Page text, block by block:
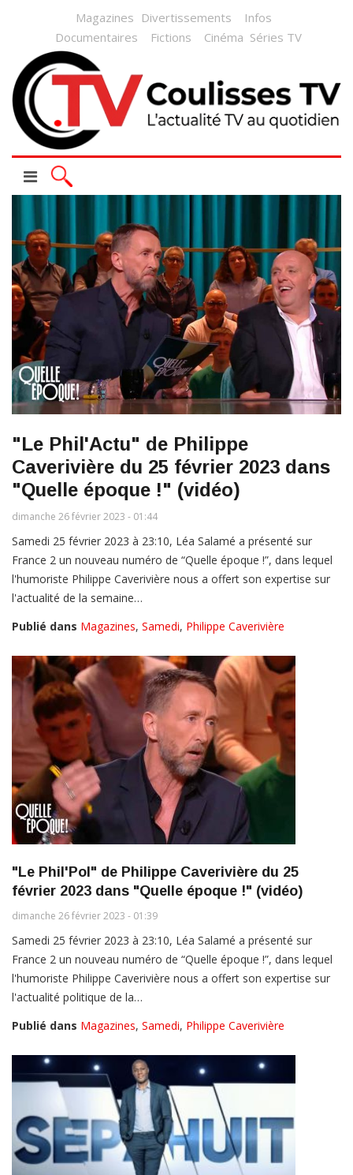
Magazines Divertissements
Infos
Documentaires
Fictions Cinéma Séries TV
"Le Phil'Actu" de Philippe
Caverivière du 25 février 2023 dans
"Quelle époque !" (vidéo)
dimanche 26 février 2023 - 01:44
Samedi 25 février 2023 à 23:10, Léa Salamé a présenté sur
France 2 un nouveau numéro de “Quelle époque !”, dans lequel
l'humoriste Philippe Caverivière nous a offert son expertise sur
l'actualité de la semaine…
Publié dans Magazines, Samedi, Philippe Caverivière
"Le Phil'Pol" de Philippe Caverivière du 25
février 2023 dans "Quelle époque !" (vidéo)
dimanche 26 février 2023 - 01:39
Samedi 25 février 2023 à 23:10, Léa Salamé a présenté sur
France 2 un nouveau numéro de “Quelle époque !”, dans lequel
l'humoriste Philippe Caverivière nous a offert son expertise sur
l'actualité politique de la…
Publié dans Magazines, Samedi, Philippe Caverivière